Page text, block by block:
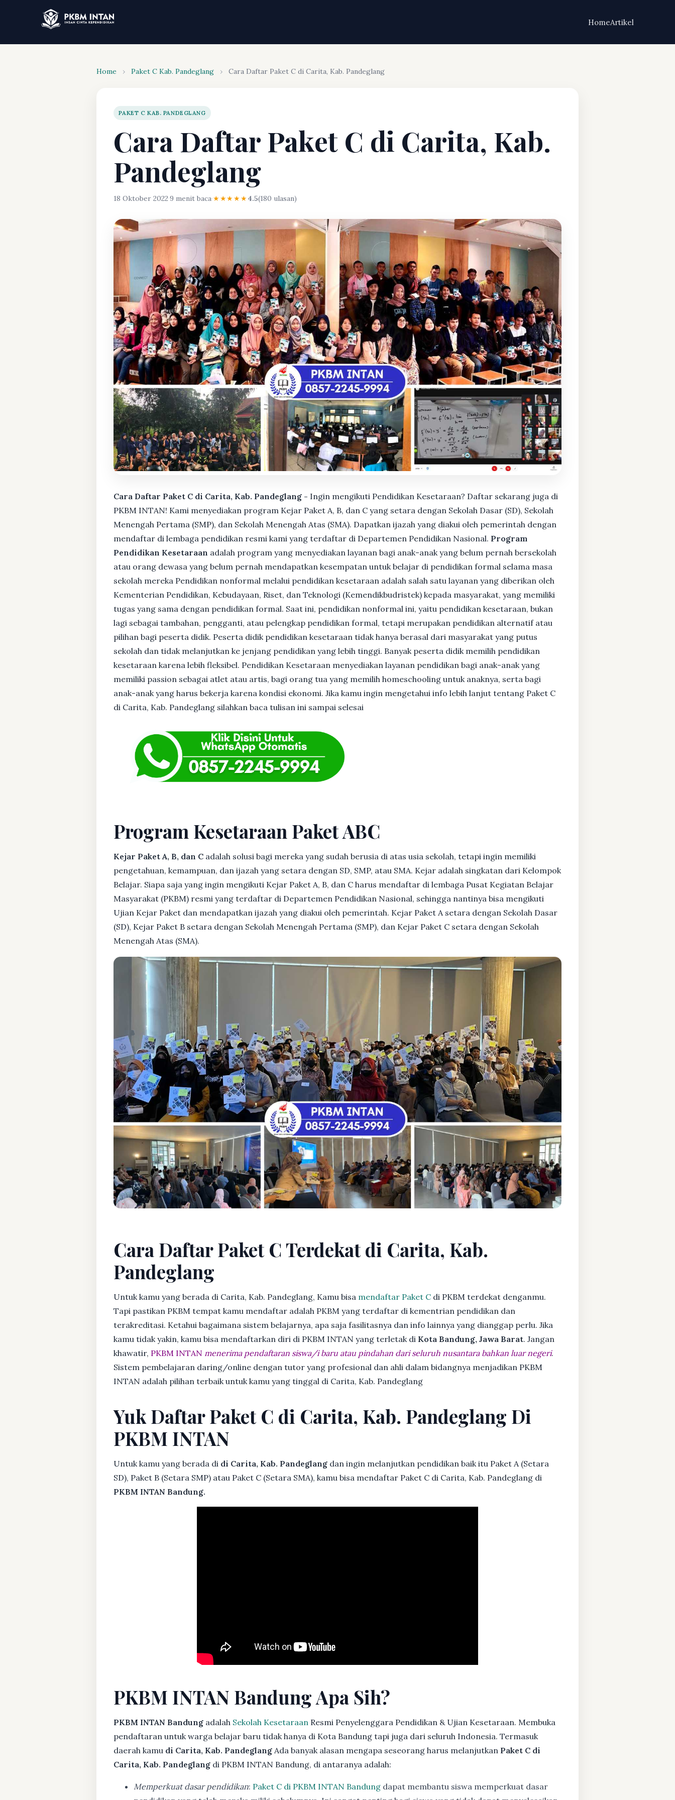
HomeArtikel
Home › Paket C Kab. Pandeglang › Cara Daftar Paket C di Carita, Kab. Pandeglang
PAKET C KAB. PANDEGLANG
Cara Daftar Paket C di Carita, Kab.
Pandeglang
18 Oktober 2022·9 menit baca·★★★★★4.5(180 ulasan)
Cara Daftar Paket C di Carita, Kab. Pandeglang - Ingin mengikuti Pendidikan Kesetaraan? Daftar sekarang juga di
PKBM INTAN! Kami menyediakan program Kejar Paket A, B, dan C yang setara dengan Sekolah Dasar (SD), Sekolah
Menengah Pertama (SMP), dan Sekolah Menengah Atas (SMA). Dapatkan ijazah yang diakui oleh pemerintah dengan
mendaftar di lembaga pendidikan resmi kami yang terdaftar di Departemen Pendidikan Nasional. Program
Pendidikan Kesetaraan adalah program yang menyediakan layanan bagi anak-anak yang belum pernah bersekolah
atau orang dewasa yang belum pernah mendapatkan kesempatan untuk belajar di pendidikan formal selama masa
sekolah mereka Pendidikan nonformal melalui pendidikan kesetaraan adalah salah satu layanan yang diberikan oleh
Kementerian Pendidikan, Kebudayaan, Riset, dan Teknologi (Kemendikbudristek) kepada masyarakat, yang memiliki
tugas yang sama dengan pendidikan formal. Saat ini, pendidikan nonformal ini, yaitu pendidikan kesetaraan, bukan
lagi sebagai tambahan, pengganti, atau pelengkap pendidikan formal, tetapi merupakan pendidikan alternatif atau
pilihan bagi peserta didik. Peserta didik pendidikan kesetaraan tidak hanya berasal dari masyarakat yang putus
sekolah dan tidak melanjutkan ke jenjang pendidikan yang lebih tinggi. Banyak peserta didik memilih pendidikan
kesetaraan karena lebih fleksibel. Pendidikan Kesetaraan menyediakan layanan pendidikan bagi anak-anak yang
memiliki passion sebagai atlet atau artis, bagi orang tua yang memilih homeschooling untuk anaknya, serta bagi
anak-anak yang harus bekerja karena kondisi ekonomi. Jika kamu ingin mengetahui info lebih lanjut tentang Paket C
di Carita, Kab. Pandeglang silahkan baca tulisan ini sampai selesai
Program Kesetaraan Paket ABC
Kejar Paket A, B, dan C adalah solusi bagi mereka yang sudah berusia di atas usia sekolah, tetapi ingin memiliki
pengetahuan, kemampuan, dan ijazah yang setara dengan SD, SMP, atau SMA. Kejar adalah singkatan dari Kelompok
Belajar. Siapa saja yang ingin mengikuti Kejar Paket A, B, dan C harus mendaftar di lembaga Pusat Kegiatan Belajar
Masyarakat (PKBM) resmi yang terdaftar di Departemen Pendidikan Nasional, sehingga nantinya bisa mengikuti
Ujian Kejar Paket dan mendapatkan ijazah yang diakui oleh pemerintah. Kejar Paket A setara dengan Sekolah Dasar
(SD), Kejar Paket B setara dengan Sekolah Menengah Pertama (SMP), dan Kejar Paket C setara dengan Sekolah
Menengah Atas (SMA).
Cara Daftar Paket C Terdekat di Carita, Kab.
Pandeglang
Untuk kamu yang berada di Carita, Kab. Pandeglang, Kamu bisa mendaftar Paket C di PKBM terdekat denganmu.
Tapi pastikan PKBM tempat kamu mendaftar adalah PKBM yang terdaftar di kementrian pendidikan dan
terakreditasi. Ketahui bagaimana sistem belajarnya, apa saja fasilitasnya dan info lainnya yang dianggap perlu. Jika
kamu tidak yakin, kamu bisa mendaftarkan diri di PKBM INTAN yang terletak di Kota Bandung, Jawa Barat. Jangan
khawatir, PKBM INTAN menerima pendaftaran siswa/i baru atau pindahan dari seluruh nusantara bahkan luar negeri.
Sistem pembelajaran daring/online dengan tutor yang profesional dan ahli dalam bidangnya menjadikan PKBM
INTAN adalah pilihan terbaik untuk kamu yang tinggal di Carita, Kab. Pandeglang
Yuk Daftar Paket C di Carita, Kab. Pandeglang Di
PKBM INTAN
Untuk kamu yang berada di di Carita, Kab. Pandeglang dan ingin melanjutkan pendidikan baik itu Paket A (Setara
SD), Paket B (Setara SMP) atau Paket C (Setara SMA), kamu bisa mendaftar Paket C di Carita, Kab. Pandeglang di
PKBM INTAN Bandung.
PKBM INTAN Bandung Apa Sih?
PKBM INTAN Bandung adalah Sekolah Kesetaraan Resmi Penyelenggara Pendidikan & Ujian Kesetaraan. Membuka
pendaftaran untuk warga belajar baru tidak hanya di Kota Bandung tapi juga dari seluruh Indonesia. Termasuk
daerah kamu di Carita, Kab. Pandeglang Ada banyak alasan mengapa seseorang harus melanjutkan Paket C di
Carita, Kab. Pandeglang di PKBM INTAN Bandung, di antaranya adalah:
Memperkuat dasar pendidikan: Paket C di PKBM INTAN Bandung dapat membantu siswa memperkuat dasar